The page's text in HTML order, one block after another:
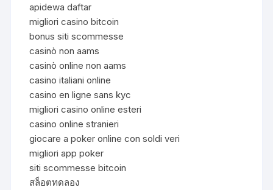
apidewa daftar
migliori casino bitcoin
bonus siti scommesse
casinò non aams
casinò online non aams
casino italiani online
casino en ligne sans kyc
migliori casino online esteri
casino online stranieri
giocare a poker online con soldi veri
migliori app poker
siti scommesse bitcoin
สล็อตทดลอง